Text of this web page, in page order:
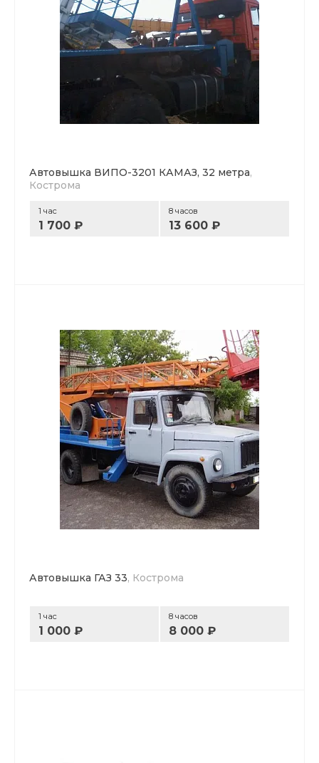
Автовышка ВИПО-3201 КАМАЗ, 32 метра,
Кострома
1 час
1 700 ₽
8 часов
13 600 ₽
Автовышка ГАЗ 33, Кострома
1 час
1 000 ₽
8 часов
8 000 ₽